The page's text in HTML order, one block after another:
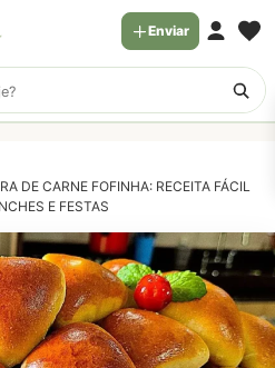
Enviar
DE CARNE FOFINHA: RECEITA FÁCIL
E FESTAS